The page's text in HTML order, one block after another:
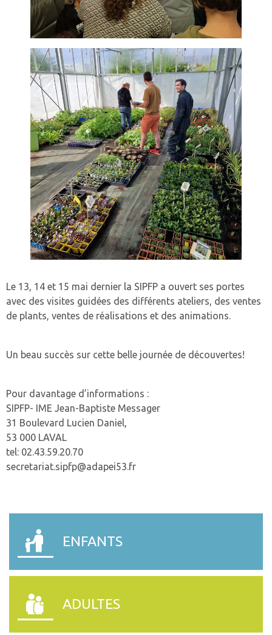
SESSAD – CHATEAU
SATED LES CERISIERS.
Le 13, 14 et 15 mai dernier la SIPFP a ouvert ses portes
avec des visites guidées des différents ateliers, des ventes
de plants, ventes de réalisations et des animations.
Un beau succès sur cette belle journée de découvertes!
Pour davantage d’informations :
SIPFP- IME Jean-Baptiste Messager
31 Boulevard Lucien Daniel,
53 000 LAVAL
tel: 02.43.59.20.70
secretariat.sipfp@adapei53.fr
ENFANTS
ADULTES